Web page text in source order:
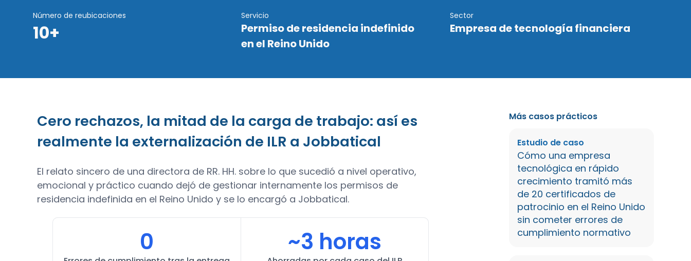
Número de reubicaciones
10+
Servicio
Permiso de residencia indefinido
en el Reino Unido
Sector
Empresa de tecnología financiera
Cero rechazos, la mitad de la carga de trabajo: así es
realmente la externalización de ILR a Jobbatical
El relato sincero de una directora de RR. HH. sobre lo que sucedió a nivel operativo,
emocional y práctico cuando dejó de gestionar internamente los permisos de
residencia indefinida en el Reino Unido y se lo encargó a Jobbatical.
0 ~3 horas
Más casos prácticos
Estudio de caso
Cómo una empresa
tecnológica en rápido
crecimiento tramitó más
de 20 certificados de
patrocinio en el Reino Unido
sin cometer errores de
cumplimiento normativo